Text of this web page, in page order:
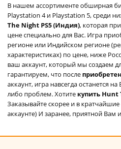
В нашем ассортименте обширная
Playstation 4 и Playstation 5, среди
The Night PS5 (Индия), которая
цене специально для Вас. Игра
регионе или Индийском регионе
характеристиках) по цене, ниже
ваш аккаунт, который мы создаем
гарантируем, что после
аккаунт, игра навсегда останется
либо проблем. Хотите купить Hunt
Заказывайте скорее и в кратчайшие
аккаунте) И заранее, приятной Вам